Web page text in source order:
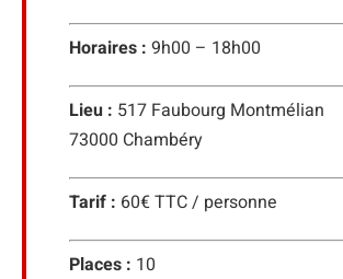
Horaires : 9h00 – 18h00
Lieu : 517 Faubourg Montmélian
73000 Chambéry
Tarif : 60€ TTC / personne
Places : 10